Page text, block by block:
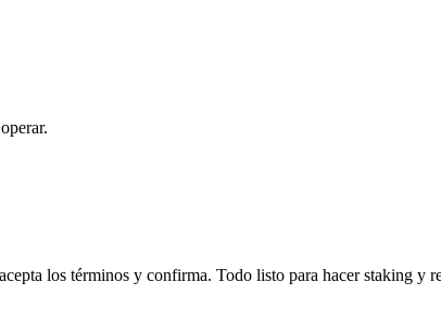
los términos y confirma. Todo listo para hacer staking y